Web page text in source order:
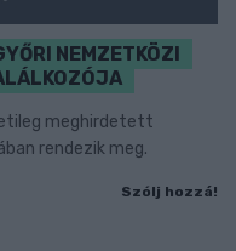
NEMZETKÖZI
meghirdetett
rendezik meg.
Szólj hozzá!